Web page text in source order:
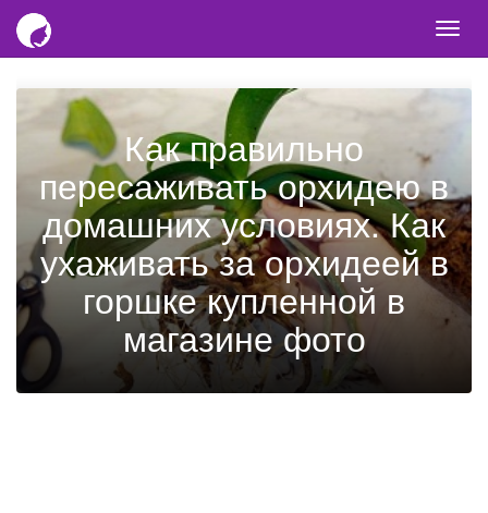
Как правильно
пересаживать орхидею в
домашних условиях. Как
ухаживать за орхидеей в
горшке купленной в
магазине фото